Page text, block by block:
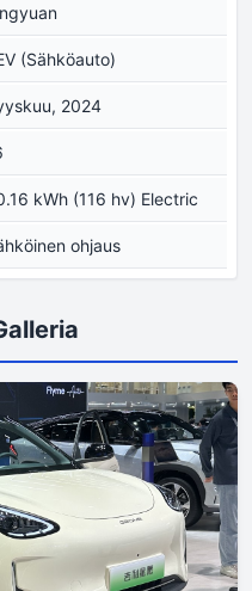
(Sähköauto)
2024
kWh (116 hv) Electric
ohjaus